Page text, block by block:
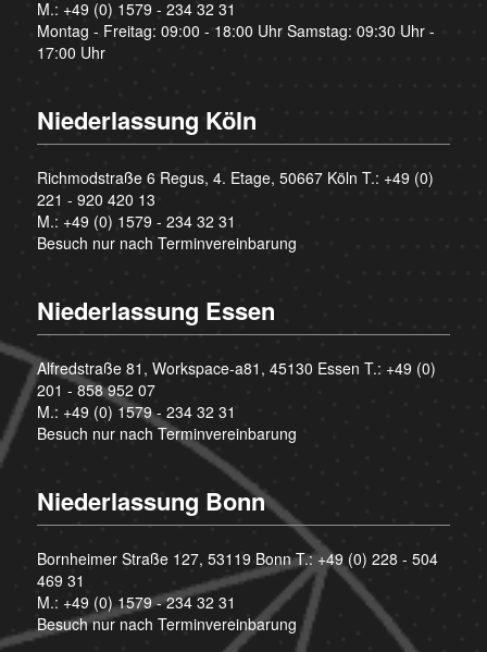
M.: +49 (0) 1579 - 234 32 31
Montag - Freitag: 09:00 - 18:00 Uhr Samstag: 09:30 Uhr -
17:00 Uhr
Niederlassung Köln
Richmodstraße 6 Regus, 4. Etage, 50667 Köln T.: +49 (0)
221 - 920 420 13
M.: +49 (0) 1579 - 234 32 31
Besuch nur nach Terminvereinbarung
Niederlassung Essen
Alfredstraße 81, Workspace-a81, 45130 Essen T.: +49 (0)
201 - 858 952 07
M.: +49 (0) 1579 - 234 32 31
Besuch nur nach Terminvereinbarung
Niederlassung Bonn
Bornheimer Straße 127, 53119 Bonn T.:+49 (0) 228 - 504
469 31
M.: +49 (0) 1579 - 234 32 31
Besuch nur nach Terminvereinbarung